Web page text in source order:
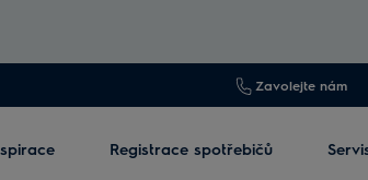
Zavolejte nám
Registrace spotřebičů